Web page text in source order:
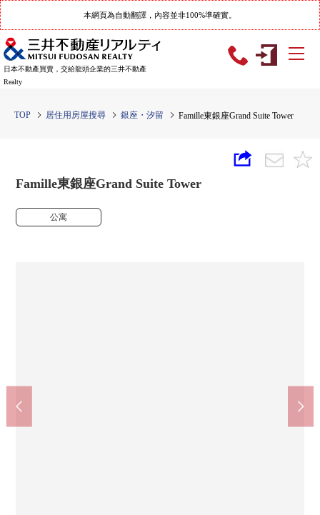
本網頁為自動翻譯，內容並非100%準確實。
日本不動產買賣，交給龍頭企業的三井不動產
Realty
TOP 居住用房屋搜尋 銀座・汐留 Famille東銀座Grand Suite Tower
Famille東銀座Grand Suite Tower
公寓